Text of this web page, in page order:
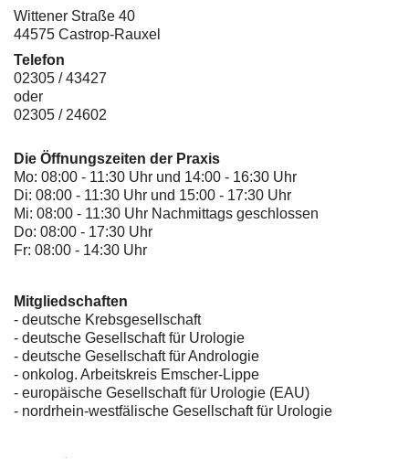
Wittener Straße 40
44575 Castrop-Rauxel
Telefon
02305 / 43427
oder
02305 / 24602
Die Öffnungszeiten der Praxis
Mo: 08:00 - 11:30 Uhr und 14:00 - 16:30 Uhr
Di: 08:00 - 11:30 Uhr und 15:00 - 17:30 Uhr
Mi: 08:00 - 11:30 Uhr Nachmittags geschlossen
Do: 08:00 - 17:30 Uhr
Fr: 08:00 - 14:30 Uhr
Mitgliedschaften
- deutsche Krebsgesellschaft
- deutsche Gesellschaft für Urologie
- deutsche Gesellschaft für Andrologie
- onkolog. Arbeitskreis Emscher-Lippe
- europäische Gesellschaft für Urologie (EAU)
- nordrhein-westfälische Gesellschaft für Urologie